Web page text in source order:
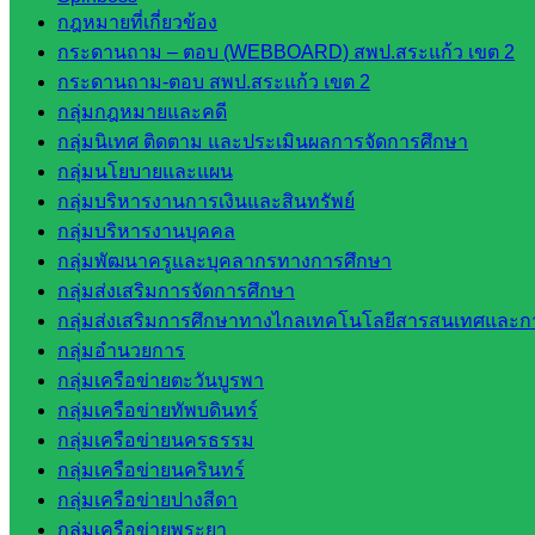
กฎหมายที่เกี่ยวข้อง
กระดานถาม – ตอบ (WEBBOARD) สพป.สระแก้ว เขต 2
กระดานถาม-ตอบ สพป.สระแก้ว เขต 2
กลุ่มกฎหมายและคดี
กลุ่มนิเทศ ติดตาม และประเมินผลการจัดการศึกษา
กลุ่มนโยบายและแผน
กลุ่มบริหารงานการเงินและสินทรัพย์
กลุ่มบริหารงานบุคคล
กลุ่มพัฒนาครูและบุคลากรทางการศึกษา
กลุ่มส่งเสริมการจัดการศึกษา
กลุ่มส่งเสริมการศึกษาทางไกลเทคโนโลยีสารสนเทศและ
กลุ่มอำนวยการ
กลุ่มเครือข่ายตะวันบูรพา
กลุ่มเครือข่ายทัพบดินทร์
กลุ่มเครือข่ายนครธรรม
กลุ่มเครือข่ายนครินทร์
กลุ่มเครือข่ายปางสีดา
กลุ่มเครือข่ายพระยา